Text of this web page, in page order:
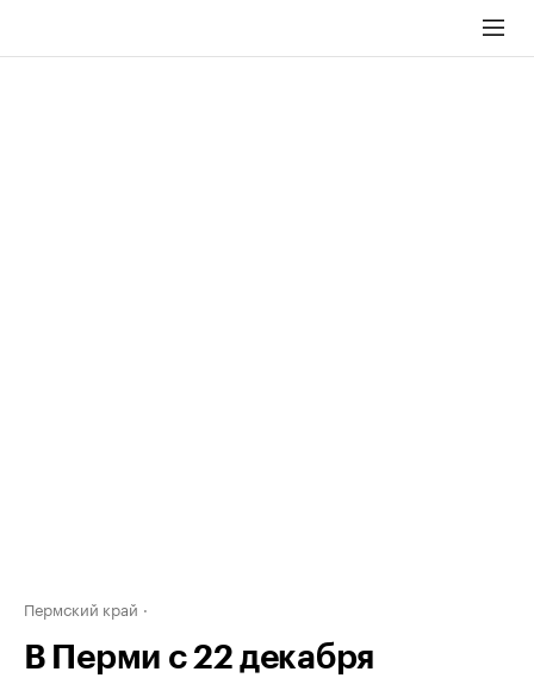
Пермский край
В Перми с 22 декабря